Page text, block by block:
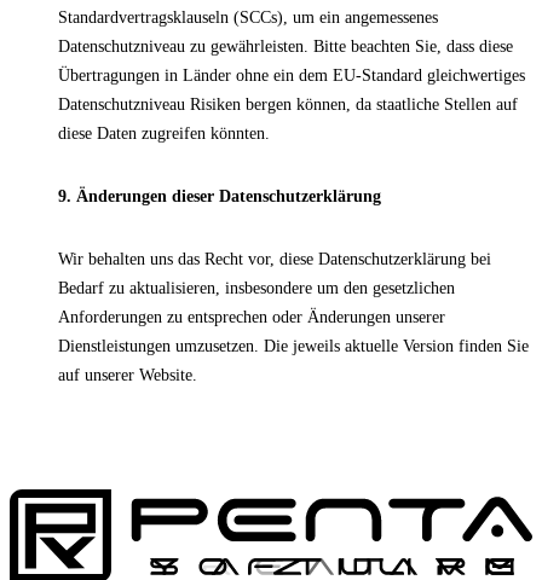
Standardvertragsklauseln (SCCs), um ein angemessenes
Datenschutzniveau zu gewährleisten. Bitte beachten Sie, dass diese
Übertragungen in Länder ohne ein dem EU-Standard gleichwertiges
Datenschutzniveau Risiken bergen können, da staatliche Stellen auf
diese Daten zugreifen könnten.
9. Änderungen dieser Datenschutzerklärung
Wir behalten uns das Recht vor, diese Datenschutzerklärung bei
Bedarf zu aktualisieren, insbesondere um den gesetzlichen
Anforderungen zu entsprechen oder Änderungen unserer
Dienstleistungen umzusetzen. Die jeweils aktuelle Version finden Sie
auf unserer Website.